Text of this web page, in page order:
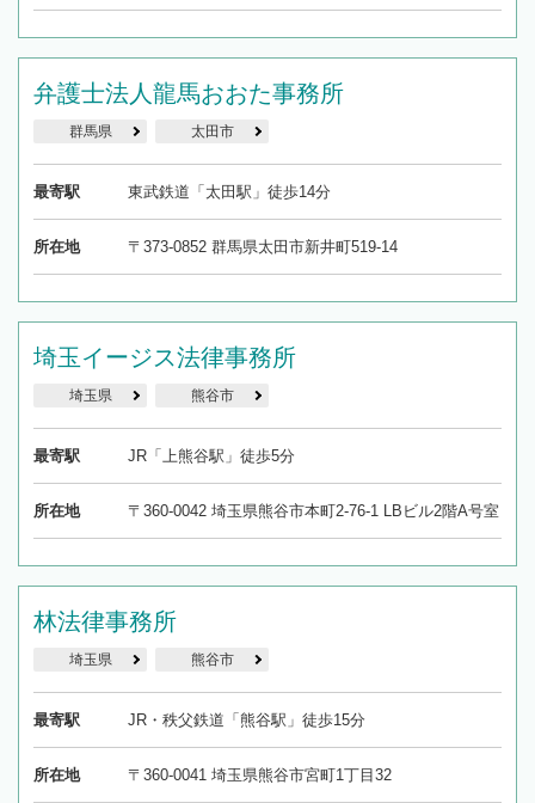
弁護士法人龍馬おおた事務所
群馬県 太田市
最寄駅 東武鉄道「太田駅」徒歩14分
所在地 〒373-0852 群馬県太田市新井町519-14
埼玉イージス法律事務所
埼玉県 熊谷市
最寄駅 JR「上熊谷駅」徒歩5分
所在地 〒360-0042 埼玉県熊谷市本町2-76-1 LBビル2階A号室
林法律事務所
埼玉県 熊谷市
最寄駅 JR・秩父鉄道「熊谷駅」徒歩15分
所在地 〒360-0041 埼玉県熊谷市宮町1丁目32